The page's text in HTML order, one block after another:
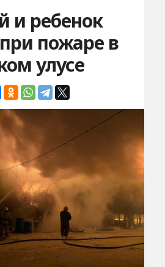
и ребенок
пожаре в
улусе